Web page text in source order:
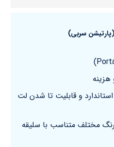
سربی)
استاندارد و قابلیت تا شدن لت
مختلف متناسب با سلیقه